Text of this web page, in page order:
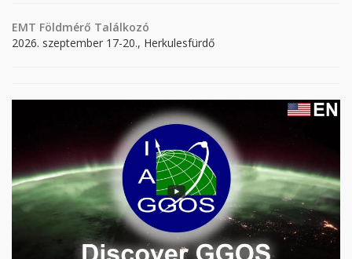
EMT Földmérő Találkozó
2026. szeptember 17-20., Herkulesfürdő